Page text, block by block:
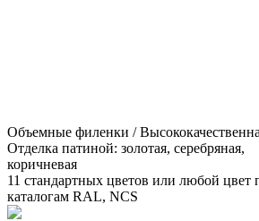
Объемные филенки /
Отделка патиной: золотая, серебряная,
коричневая
11 стандартных цветов или любой цвет
каталогам RAL, NCS